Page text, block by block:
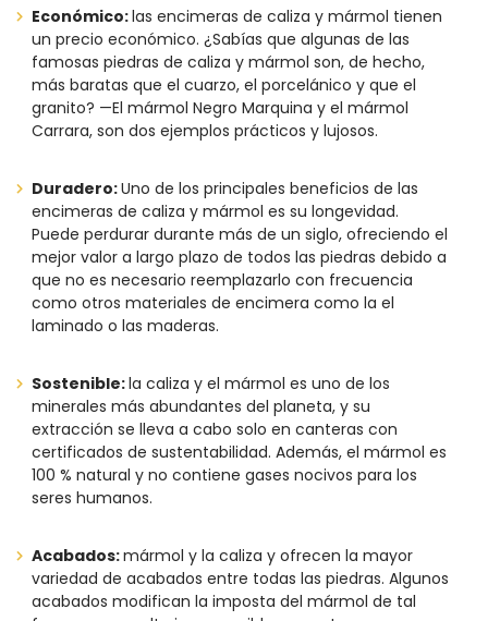
Económico:las encimeras de caliza y mármol tienen
un precio económico. ¿Sabías que algunas de las
famosas piedras de caliza y mármol son, de hecho,
más baratas que el cuarzo, el porcelánico y que el
granito? —El mármol Negro Marquina y el mármol
Carrara, son dos ejemplos prácticos y lujosos.
Duradero:Uno de los principales beneficios de las
encimeras de caliza y mármol es su longevidad.
Puede perdurar durante más de un siglo, ofreciendo el
mejor valor a largo plazo de todos las piedras debido a
que no es necesario reemplazarlo con frecuencia
como otros materiales de encimera como la el
laminado o las maderas.
Sostenible:la caliza y el mármol es uno de los
minerales más abundantes del planeta, y su
extracción se lleva a cabo solo en canteras con
certificados de sustentabilidad. Además, el mármol es
100 % natural y no contiene gases nocivos para los
seres humanos.
Acabados:mármol y la caliza y ofrecen la mayor
variedad de acabados entre todas las piedras. Algunos
acabados modifican la imposta del mármol de tal